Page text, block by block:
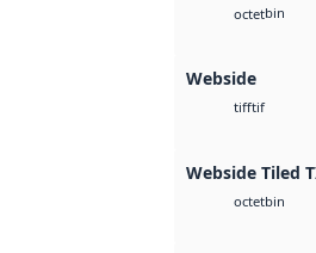
octetbin
Webside
tifftif
Webside Tiled
octetbin